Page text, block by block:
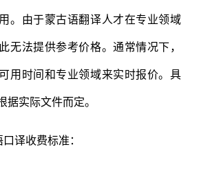
。由于蒙古语翻译人才在专业领域
无法提供参考价格。通常情况下，
用时间和专业领域来实时报价。具
据实际文件而定。
收费标准：